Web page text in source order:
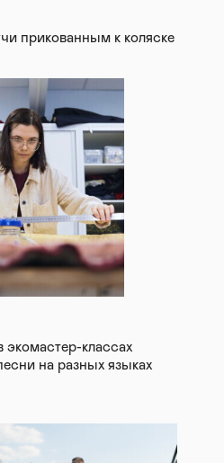
прикованным к коляске
классах
на разных языках